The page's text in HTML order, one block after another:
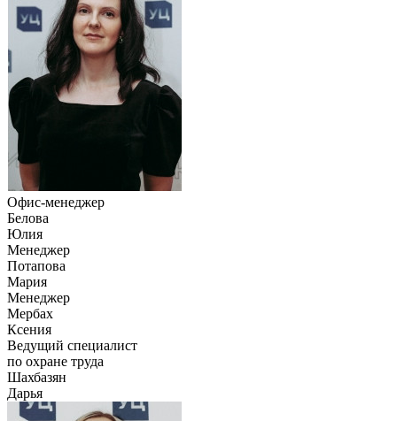
Офис-менеджер
Белова
Юлия
Менеджер
Потапова
Мария
Менеджер
Мербах
Ксения
Ведущий специалист
по охране труда
Шахбазян
Дарья